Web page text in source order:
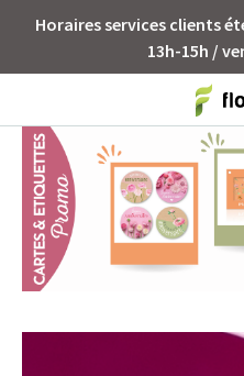
Horaires services clients
13h-15h /